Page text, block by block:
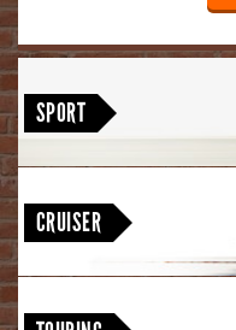
SPORT
Street Bob · Low Rider S · Low
Classic
CRUISER
Road King Special · Street
Street Glide · CVO Road Glide